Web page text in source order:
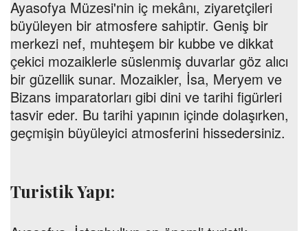
Ayasofya Müzesi'nin iç mekânı, ziyaretçileri
büyüleyen bir atmosfere sahiptir. Geniş bir
merkezi nef, muhteşem bir kubbe ve dikkat
çekici mozaiklerle süslenmiş duvarlar göz alıcı
bir güzellik sunar. Mozaikler, İsa, Meryem ve
Bizans imparatorları gibi dini ve tarihi figürleri
tasvir eder. Bu tarihi yapının içinde dolaşırken,
geçmişin büyüleyici atmosferini hissedersiniz.
Turistik Yapı: